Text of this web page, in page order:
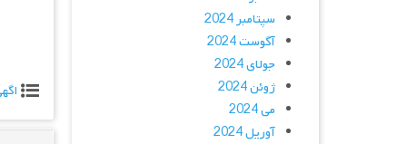
سپتامبر 2024
آگوست 2024
جولای 2024
ژوئن 2024
می 2024
آوریل 2024